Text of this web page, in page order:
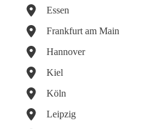
Essen
Frankfurt am Main
Hannover
Kiel
Köln
Leipzig